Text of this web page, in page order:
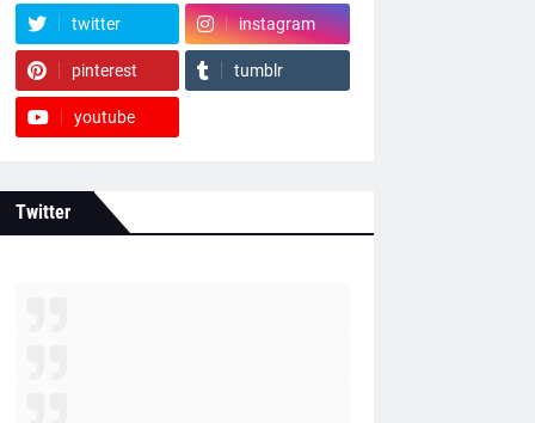
twitter instagram
pinterest tumblr
youtube
Twitter